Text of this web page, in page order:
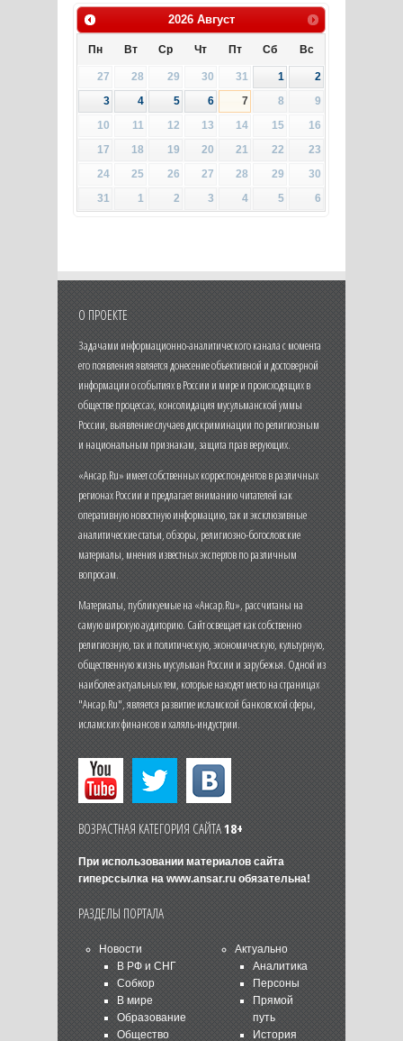
2026 Август
Пн Вт Ср Чт Пт Сб Вс
27 28 29 30 31 1
2
3
4 5 6 7 8
9
10
11 12 13 14 15
16
17
18 19 20 21 22
23
24
25 26 27 28 29
30
31
1 2 3 4 5 6
О ПРОЕКТЕ
Задачами информационно-аналитического канала с момента
его появления является донесение объективной и достоверной
информации о событиях в России и мире и происходящих в
обществе процессах, консолидация мусульманской уммы
России, выявление случаев дискриминации по религиозным
и национальным признакам, защита прав верующих.
«Ансар.Ru» имеет собственных корреспондентов в различных
регионах России и предлагает вниманию читателей как
оперативную новостную информацию, так и эксклюзивные
аналитические статьи, обзоры, религиозно-богословские
материалы, мнения известных экспертов по различным
вопросам.
Материалы, публикуемые на «Ансар.Ru», рассчитаны на
самую широкую аудиторию. Сайт освещает как собственно
религиозную, так и политическую, экономическую, культурную,
общественную жизнь мусульман России и зарубежья. Одной из
наиболее актуальных тем, которые находят место на страницах
"Ансар.Ru", является развитие исламской банковской сферы,
исламских финансов и халяль-индустрии.
ВОЗРАСТНАЯ КАТЕГОРИЯ САЙТА18+
При использовании материалов сайта
гиперссылка на www.ansar.ruобязательна!
РАЗДЕЛЫ ПОРТАЛА
Новости
В РФ и СНГ
Собкор
В мире
Образование
Общество
Актуально
Аналитика
Персоны
Прямой
путь
История